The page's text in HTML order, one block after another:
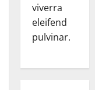
viverra
eleifend
pulvinar.